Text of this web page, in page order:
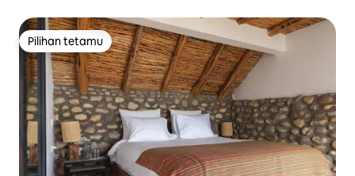
Pilihan tetamu
Pilihan tetamu